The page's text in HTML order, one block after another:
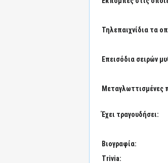
Τηλεπαιχνίδια τα
Επεισόδια σειρών
Μεταγλωττισμένες
Έχει τραγουδήσει:
Βιογραφία:
Trivia: